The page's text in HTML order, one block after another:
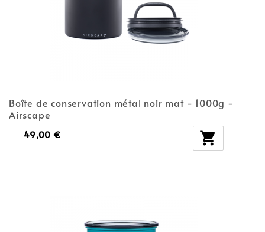
Boîte de conservation métal noir mat - 1000g -
Airscape
49,00 € 